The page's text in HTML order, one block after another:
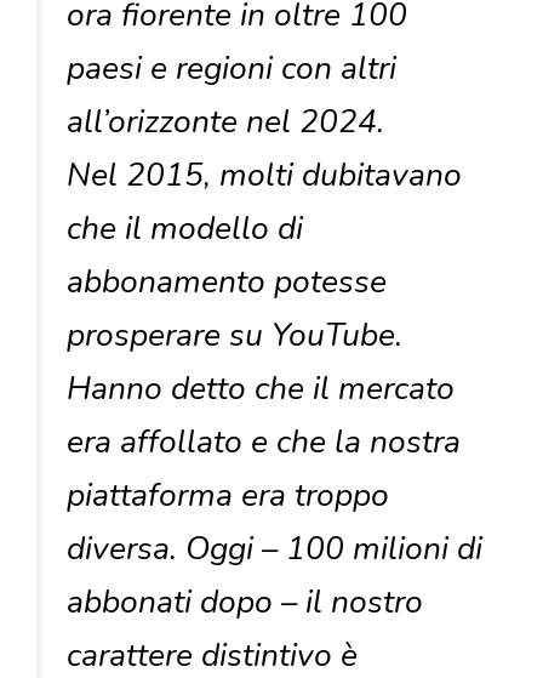
ora fiorente in oltre 100
paesi e regioni con altri
all’orizzonte nel 2024.
Nel 2015, molti dubitavano
che il modello di
abbonamento potesse
prosperare su YouTube.
Hanno detto che il mercato
era affollato e che la nostra
piattaforma era troppo
diversa. Oggi – 100 milioni di
abbonati dopo – il nostro
carattere distintivo è